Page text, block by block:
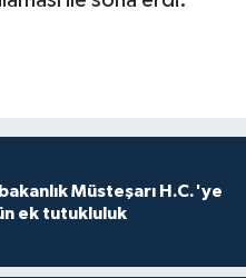
Müsteşarı H.C.'ye
ek tutukluluk